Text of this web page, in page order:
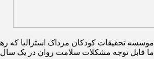
موسسه تحقیقات کودکان مرداک استرالیا